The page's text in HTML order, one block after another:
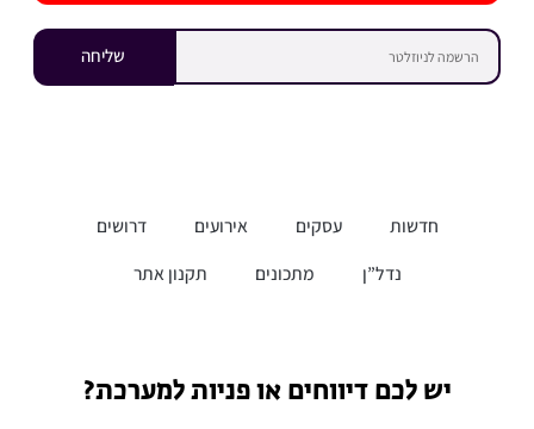
שליחה
חדשות עסקים אירועים
דרושים
נדל”ן
מתכונים תקנון אתר
יש לכם דיווחים או פניות למערכת?